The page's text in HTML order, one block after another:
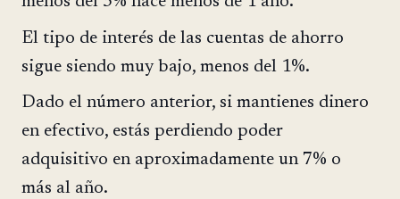
El tipo de interés de las cuentas de ahorro
sigue siendo muy bajo, menos del 1%.
Dado el número anterior, si mantienes dinero
en efectivo, estás perdiendo poder
adquisitivo en aproximadamente un 7% o
más al año.